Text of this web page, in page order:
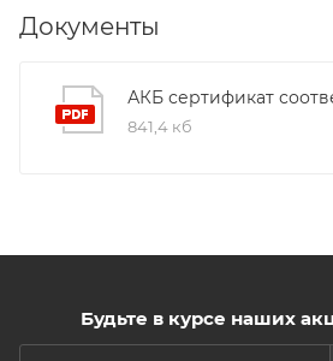
Документы
АКБ сертификат
841,4 кб
Будьте в курсе наших